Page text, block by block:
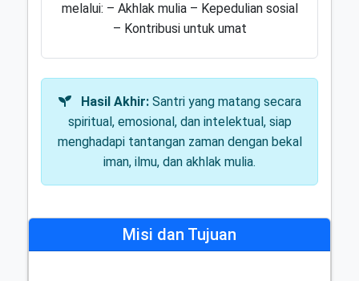
melalui: – Akhlak mulia – Kepedulian sosial
– Kontribusi untuk umat
Hasil Akhir:Santri yang matang secara
spiritual, emosional, dan intelektual, siap
menghadapi tantangan zaman dengan bekal
iman, ilmu, dan akhlak mulia.
Misi dan Tujuan